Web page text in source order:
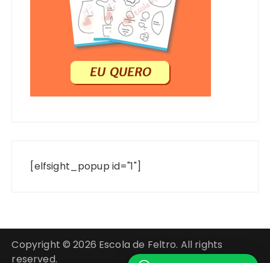
[elfsight_popup id="1"]
Copyright © 2026 Escola de Feltro. All rights
reserved.